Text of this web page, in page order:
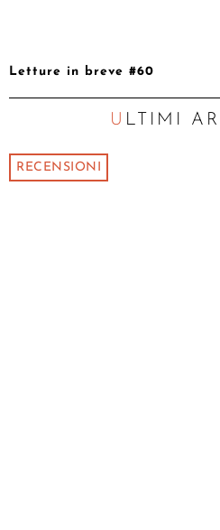
Letture in breve #60
ULTIMI
RECENSIONI